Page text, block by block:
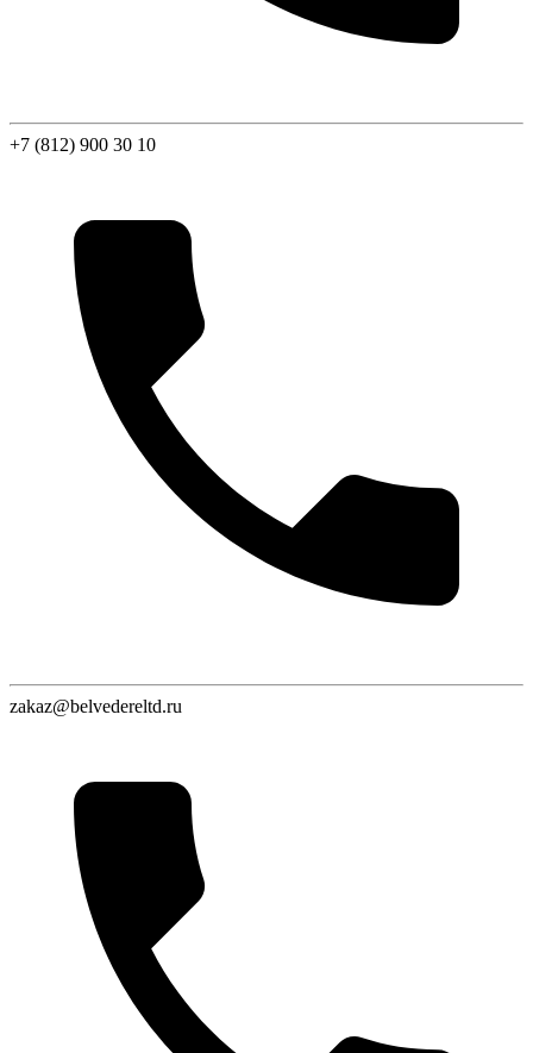
+7 (812) 900 30 10
zakaz@belvedereltd.ru